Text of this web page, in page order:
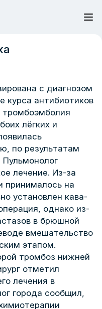
с диагнозом
курса антибиотиков
лёгких и
по результатам
лечение. Из-за
принималось на
установлен кава-
однако из-
в брюшной
вмешательство
этапом.
тромбоз нижней
отметил
лечения в
города сообщил,